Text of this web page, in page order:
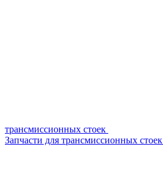
трансмиссионных стоек
Запчасти для трансмиссионных стоек